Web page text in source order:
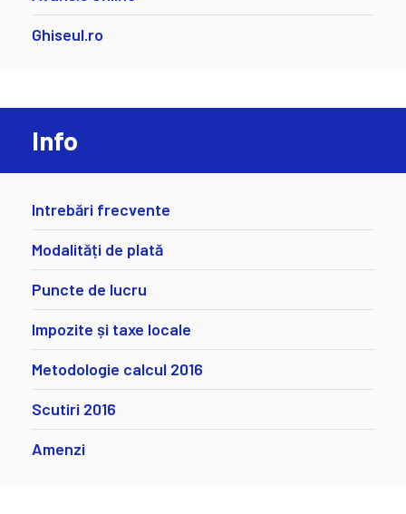
Ghiseul.ro
Info
Intrebări frecvente
Modalități de plată
Puncte de lucru
Impozite și taxe locale
Metodologie calcul 2016
Scutiri 2016
Amenzi